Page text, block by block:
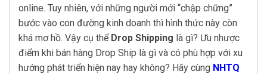
online. Tuy nhiên, với những người mới “chập chững”
bước vào con đường kinh doanh thì hình thức này còn
khá mơ hồ. Vậy cụ thể Drop Shipping là gì? Ưu nhược
điểm khi bán hàng Drop Ship là gì và có phù hợp với xu
hướng phát triển hiện nay hay không? Hãy cùng NHTQ